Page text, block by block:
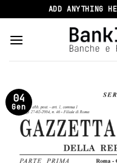
to
content
ADD ANYTHING
04
Gen